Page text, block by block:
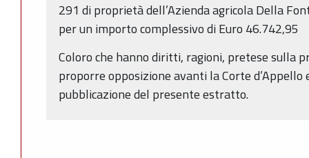
291 di proprietà dell’Azienda agricola Della
per un importo complessivo di Euro 46.742,95
Coloro che hanno diritti, ragioni, pretese sulla
proporre opposizione avanti la Corte
pubblicazione del presente estratto.